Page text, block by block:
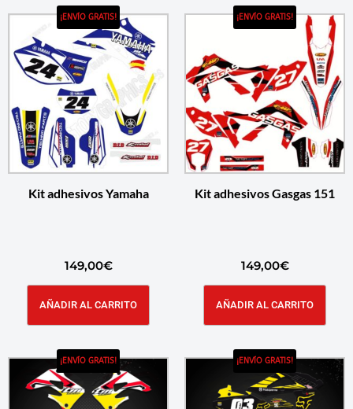
¡ENVÍO GRATIS!
Kit adhesivos Yamaha
149,00€
AÑADIR AL CARRITO
¡ENVÍO GRATIS!
Kit adhesivos Gasgas 151
149,00€
AÑADIR AL CARRITO
¡ENVÍO GRATIS! ¡ENVÍO GRATIS!